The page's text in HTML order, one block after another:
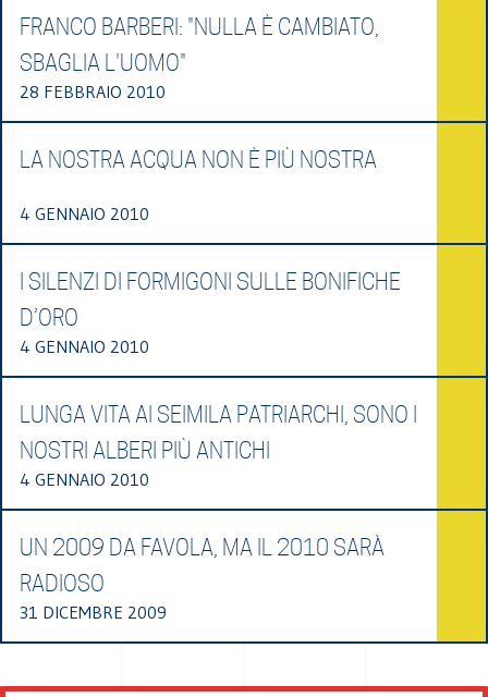
FRANCO BARBERI: "NULLA È CAMBIATO,
SBAGLIA L'UOMO"
28 FEBBRAIO 2010
LA NOSTRA ACQUA NON È PIÙ NOSTRA
4 GENNAIO 2010
I SILENZI DI FORMIGONI SULLE BONIFICHE
D’ORO
4 GENNAIO 2010
LUNGA VITA AI SEIMILA PATRIARCHI, SONO I
NOSTRI ALBERI PIÙ ANTICHI
4 GENNAIO 2010
UN 2009 DA FAVOLA, MA IL 2010 SARÀ
RADIOSO
31 DICEMBRE 2009